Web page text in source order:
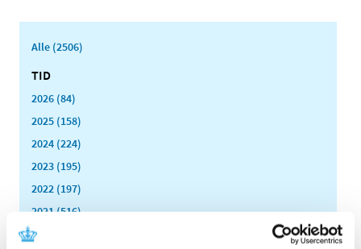
Alle (2506)
TID
2026 (84)
2025 (158)
2024 (224)
2023 (195)
2022 (197)
2021 (516)
2020 (263)